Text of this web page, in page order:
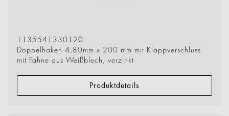
1135541330120
Doppelhaken 4,80mm x 200 mm mit Klappverschluss
mit Fahne aus Weißblech, verzinkt
Produktdetails